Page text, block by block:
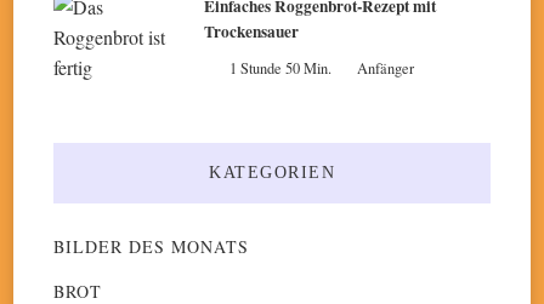
Einfaches Roggenbrot-Rezept mit
Trockensauer
1 Stunde 50 Min. Anfänger
KATEGORIEN
BILDER DES MONATS
BROT